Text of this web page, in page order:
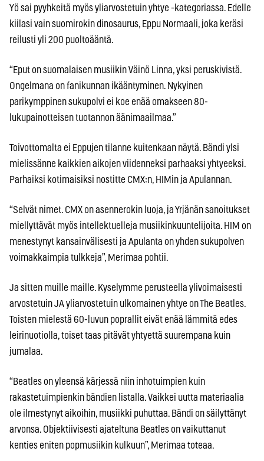
Yö sai pyyhkeitä myös yliarvostetuin yhtye -kategoriassa. Edelle
kiilasi vain suomirokin dinosaurus, Eppu Normaali, joka keräsi
reilusti yli 200 puoltoääntä.
“Eput on suomalaisen musiikin Väinö Linna, yksi peruskivistä.
Ongelmana on fanikunnan ikääntyminen. Nykyinen
parikymppinen sukupolvi ei koe enää omakseen 80-
lukupainotteisen tuotannon äänimaailmaa.”
Toivottomalta ei Eppujen tilanne kuitenkaan näytä. Bändi ylsi
mielissänne kaikkien aikojen viidenneksi parhaaksi yhtyeeksi.
Parhaiksi kotimaisiksi nostitte CMX:n, HIMin ja Apulannan.
“Selvät nimet. CMX on asennerokin luoja, ja Yrjänän sanoitukset
miellyttävät myös intellektuelleja musiikinkuuntelijoita. HIM on
menestynyt kansainvälisesti ja Apulanta on yhden sukupolven
voimakkaimpia tulkkeja”, Merimaa pohtii.
Ja sitten muille maille. Kyselymme perusteella ylivoimaisesti
arvostetuin JA yliarvostetuin ulkomainen yhtye on The Beatles.
Toisten mielestä 60-luvun poprallit eivät enää lämmitä edes
leirinuotiolla, toiset taas pitävät yhtyettä suurempana kuin
jumalaa.
“Beatles on yleensä kärjessä niin inhotuimpien kuin
rakastetuimpienkin bändien listalla. Vaikkei uutta materiaalia
ole ilmestynyt aikoihin, musiikki puhuttaa. Bändi on säilyttänyt
arvonsa. Objektiivisesti ajateltuna Beatles on vaikuttanut
kenties eniten popmusiikin kulkuun”, Merimaa toteaa.